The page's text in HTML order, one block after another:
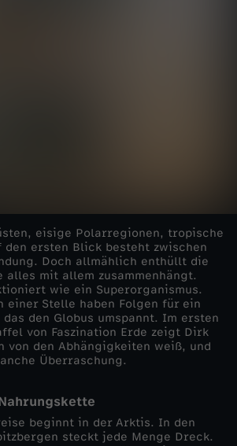
eisige Polarregionen, tropische
den ersten Blick besteht zwischen
Doch allmählich enthüllt die
alles mit allem zusammenhängt.
wie ein Superorganismus.
einer Stelle haben Folgen für ein
das den Globus umspannt. Im ersten
von Faszination Erde zeigt Dirk
von den Abhängigkeiten weiß, und
Überraschung.
beginnt in der Arktis. In den
steckt jede Menge Dreck.